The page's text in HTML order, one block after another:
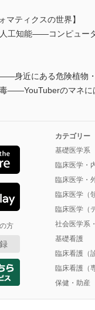
マティクスの世界】
工知能――コンピュー
身近にある危険植物・
――YouTuberのマネに
方
カテゴリー
基礎医学系
臨床医学・
臨床医学・
臨床医学（
臨床医学（
社会医学系
基礎看護
臨床看護（
臨床看護（
保健・助産